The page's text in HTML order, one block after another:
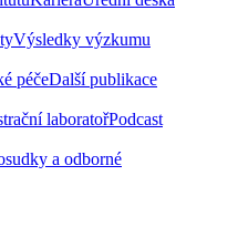
Výsledky výzkumu
péčeDalší publikace
laboratořPodcast
a odborné